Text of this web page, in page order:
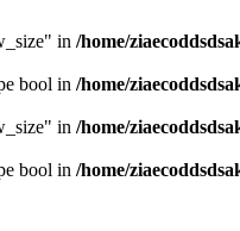
in /home/
bool in /home/
in /home/
bool in /home/